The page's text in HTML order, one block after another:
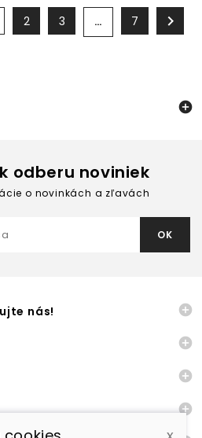
2 3 … 7 

odberu noviniek
o novinkách a zľavách
nás! 


